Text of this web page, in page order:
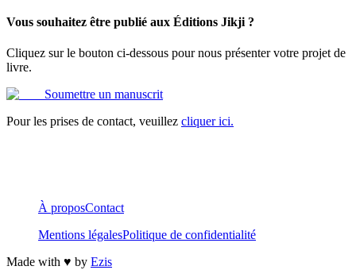
Vous souhaitez être publié aux Éditions Jikji ?
Cliquez sur le bouton ci-dessous pour nous présenter votre projet de
livre.
Soumettre un manuscrit
Pour les prises de contact, veuillez cliquer ici.
À proposContact
Mentions légalesPolitique de confidentialité
Made with ♥️ by Ezis